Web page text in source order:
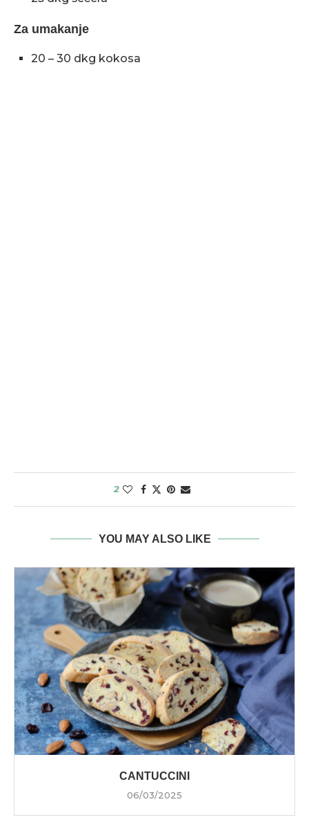
Za umakanje
20 – 30 dkg kokosa
2
YOU MAY ALSO LIKE
CANTUCCINI
06/03/2025